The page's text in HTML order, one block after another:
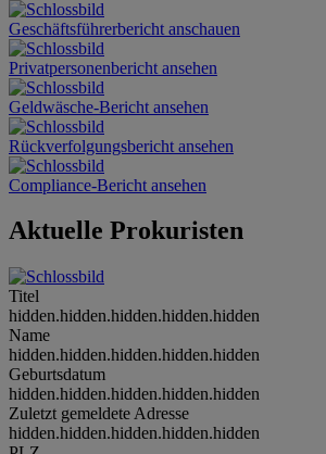
Geschäftsführerbericht anschauen
Privatpersonenbericht ansehen
Geldwäsche-Bericht ansehen
Rückverfolgungsbericht ansehen
Compliance-Bericht ansehen
Aktuelle Prokuristen
Titel
hidden.hidden.hidden.hidden.hidden
Name
hidden.hidden.hidden.hidden.hidden
Geburtsdatum
hidden.hidden.hidden.hidden.hidden
Zuletzt gemeldete Adresse
hidden.hidden.hidden.hidden.hidden